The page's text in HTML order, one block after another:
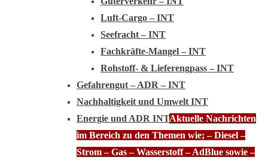
Luft-Cargo – INT
Seefracht – INT
Fachkräfte-Mangel – INT
Rohstoff- & Lieferengpass – INT
Gefahrengut – ADR – INT
Nachhaltigkeit und Umwelt INT
Energie und ADR INTAktuelle Nachrichten
im Bereich zu den Themen wie; – Diesel –
Strom – Gas – Wasserstoff – AdBlue sowie –